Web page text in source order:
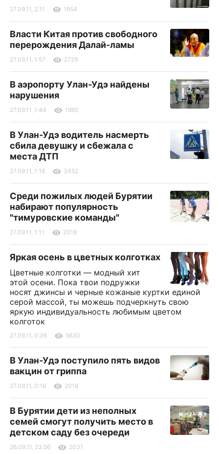
27.09.11, 2:11 1954
Власти Китая против свободного
перерождения Далай-ламы
27.09.11, 1:57 2729
В аэропорту Улан-Удэ найдены
нарушения
27.09.11, 1:44 1980
В Улан-Удэ водитель насмерть
сбила девушку и сбежала с
места ДТП
27.09.11, 1:18 3452
Среди пожилых людей Бурятии
набирают популярность
"тимуровские команды"
27.09.11, 1:11 2018
Яркая осень в цветных колготках
Цветные колготки — модный хит
этой осени. Пока твои подружки
носят джинсы и черные кожаные куртки единой
серой массой, ты можешь подчеркнуть свою
яркую индивидуальность любимым цветом
колготок
27.09.11, 0:36 5630
В Улан-Удэ поступило пять видов
вакцин от гриппа
27.09.11, 0:18 2018
В Бурятии дети из неполных
семей смогут получить место в
детском саду без очереди
26.09.11, 23:56 2031